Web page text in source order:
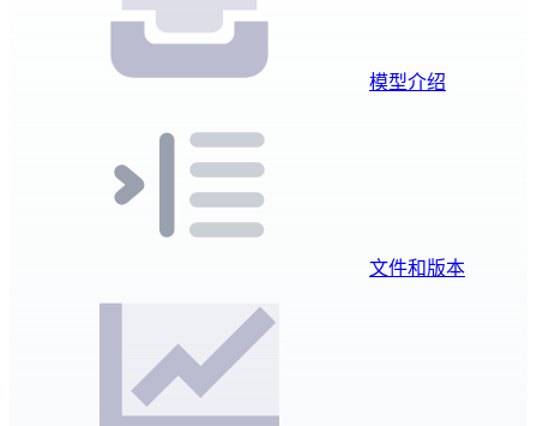
模型介绍
文件和版本